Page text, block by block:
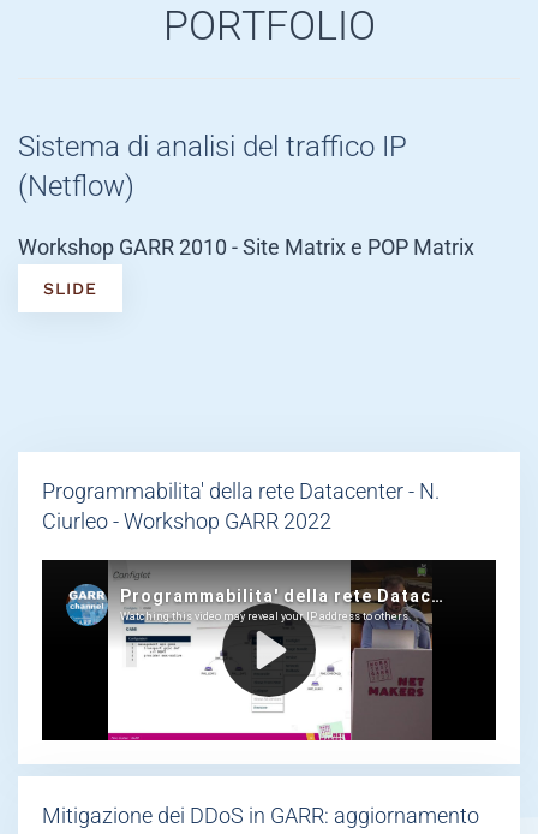
PORTFOLIO
Sistema di analisi del traffico IP
(Netflow)
Workshop GARR 2010 - Site Matrix e POP Matrix
SLIDE
Programmabilita' della rete Datacenter - N.
Ciurleo - Workshop GARR 2022
Mitigazione dei DDoS in GARR: aggiornamento